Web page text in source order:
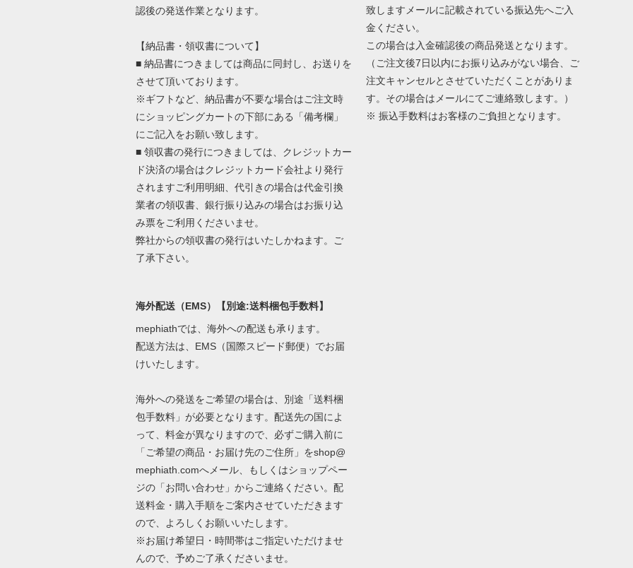
認後の発送作業となります。
【納品書・領収書について】
■ 納品書につきましては商品に同封し、お送りを
させて頂いております。
※ギフトなど、納品書が不要な場合はご注文時
にショッピングカートの下部にある「備考欄」
にご記入をお願い致します。
■ 領収書の発行につきましては、クレジットカー
ド決済の場合はクレジットカード会社より発行
されますご利用明細、代引きの場合は代金引換
業者の領収書、銀行振り込みの場合はお振り込
み票をご利用くださいませ。
弊社からの領収書の発行はいたしかねます。ご
了承下さい。
海外配送（EMS）【別途:送料梱包手数料】
mephiathでは、海外への配送も承ります。
配送方法は、EMS（国際スピード郵便）でお届
けいたします。
海外への発送をご希望の場合は、別途「送料梱
包手数料」が必要となります。配送先の国によ
って、料金が異なりますので、必ずご購入前に
「ご希望の商品・お届け先のご住所」をshop@
mephiath.comへメール、もしくはショップペー
ジの「お問い合わせ」からご連絡ください。配
送料金・購入手順をご案内させていただきます
ので、よろしくお願いいたします。
※お届け希望日・時間帯はご指定いただけませ
んので、予めご了承くださいませ。
致しますメールに記載されている振込先へご入
金ください。
この場合は入金確認後の商品発送となります。
（ご注文後7日以内にお振り込みがない場合、ご
注文キャンセルとさせていただくことがありま
す。その場合はメールにてご連絡致します。）
※ 振込手数料はお客様のご負担となります。